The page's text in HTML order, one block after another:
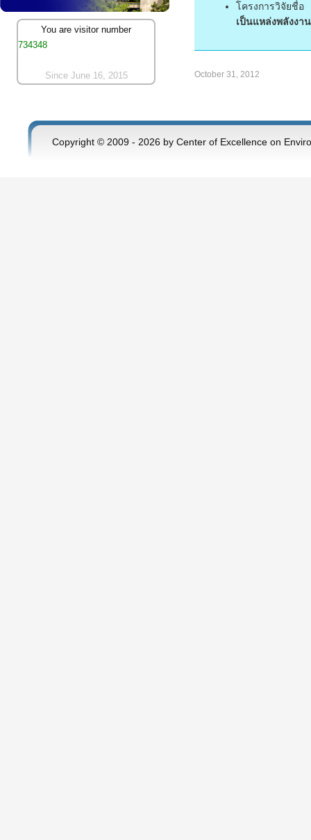
โครงการวิจัย
เป็นแหล่งพลังงา
October 31, 2012
You are visitor number
734348
Since June 16, 2015
Copyright © 2009 - 2026 by Center of Excellence on